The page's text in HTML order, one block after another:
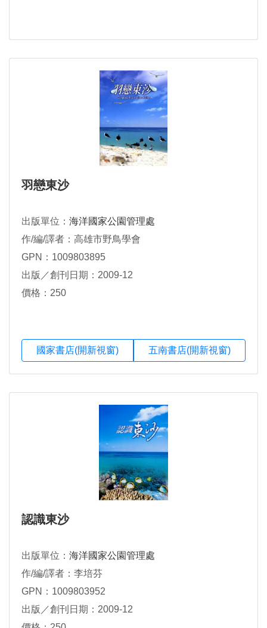
羽戀東沙
出版單位： 海洋國家公園管理處
作/編/譯者：高雄市野鳥學會
GPN：1009803895
出版／創刊日期：2009-12
價格：250
國家書店(開新視窗) 五南書店(開新視窗)
認識東沙
出版單位： 海洋國家公園管理處
作/編/譯者：李培芬
GPN：1009803952
出版／創刊日期：2009-12